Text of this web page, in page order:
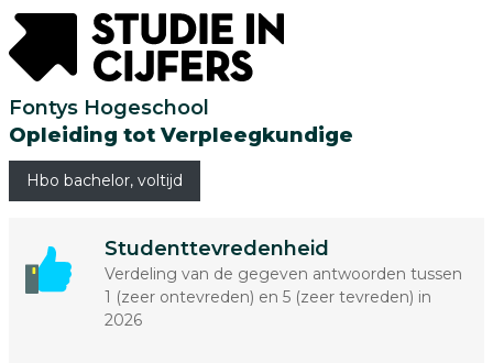
Fontys Hogeschool
Opleiding tot Verpleegkundige
Hbo bachelor, voltijd
Studenttevredenheid
Verdeling van de gegeven antwoorden tussen
1 (zeer ontevreden) en 5 (zeer tevreden) in
2026